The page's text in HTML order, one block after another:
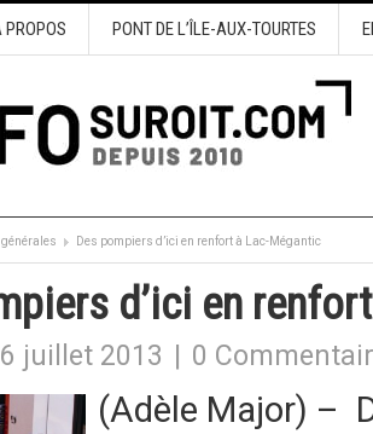
PROPOS PONT DE L’ÎLE-AUX-TOURTES
Des pompiers d’ici en renfort à Lac-Mégantic
d’ici en
juillet 2013 0
(Adèle Major) –